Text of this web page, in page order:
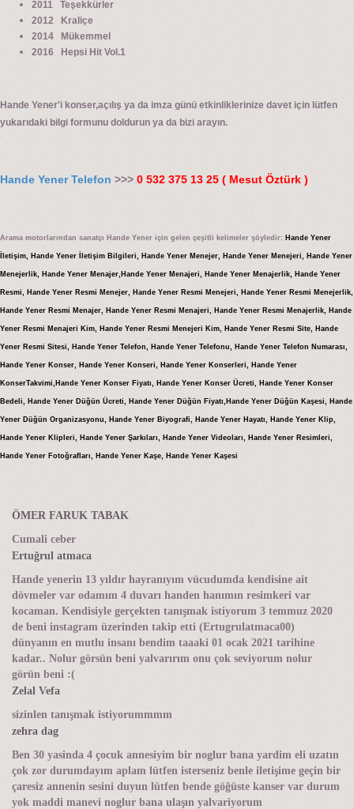
2011 Teşekkürler
2012 Kraliçe
2014 Mükemmel
2016 Hepsi Hit Vol.1
Hande Yener'i konser,açılış ya da imza günü etkinliklerinize davet için lütfen
yukarıdaki bilgi formunu doldurun ya da bizi arayın.
Hande Yener Telefon >>> 0 532 375 13 25 ( Mesut Öztürk )
Arama motorlarından sanatçı Hande Yener için gelen çeşitli kelimeler şöyledir: Hande Yener
İletişim, Hande Yener İletişim Bilgileri, Hande Yener Menejer, Hande Yener Menejeri, Hande Yener
Menejerlik, Hande Yener Menajer,Hande Yener Menajeri, Hande Yener Menajerlik, Hande Yener
Resmi, Hande Yener Resmi Menejer, Hande Yener Resmi Menejeri, Hande Yener Resmi Menejerlik,
Hande Yener Resmi Menajer, Hande Yener Resmi Menajeri, Hande Yener Resmi Menajerlik, Hande
Yener Resmi Menajeri Kim, Hande Yener Resmi Menejeri Kim, Hande Yener Resmi Site, Hande
Yener Resmi Sitesi, Hande Yener Telefon, Hande Yener Telefonu, Hande Yener Telefon Numarası,
Hande Yener Konser, Hande Yener Konseri, Hande Yener Konserleri, Hande Yener
KonserTakvimi,Hande Yener Konser Fiyatı, Hande Yener Konser Ücreti, Hande Yener Konser
Bedeli, Hande Yener Düğün Ücreti, Hande Yener Düğün Fiyatı,Hande Yener Düğün Kaşesi, Hande
Yener Düğün Organizasyonu, Hande Yener Biyografi, Hande Yener Hayatı, Hande Yener Klip,
Hande Yener Klipleri, Hande Yener Şarkıları, Hande Yener Videoları, Hande Yener Resimleri,
Hande Yener Fotoğrafları, Hande Yener Kaşe, Hande Yener Kaşesi
ÖMER FARUK TABAK
Cumali ceber
Ertuğrul atmaca
Hande yenerin 13 yıldır hayranıyım vücudumda kendisine ait
dövmeler var odamım 4 duvarı handen hanımın resimkeri var
kocaman. Kendisiyle gerçekten tanışmak istiyorum 3 temmuz 2020
de beni instagram üzerinden takip etti (Ertugrulatmaca00)
dünyanın en mutlu insanı bendim taaaki 01 ocak 2021 tarihine
kadar.. Nolur görsün beni yalvarırım onu çok seviyorum nolur
görün beni :(
Zelal Vefa
sizinlen tanışmak istiyorummmm
zehra dag
Ben 30 yasinda 4 çocuk annesiyim bir noglur bana yardim eli uzatın
çok zor durumdayım aplam lütfen isterseniz benle iletişime geçin bir
çaresiz annenin sesini duyun lütfen bende göğüste kanser var durum
yok maddi manevi noglur bana ulaşın yalvariyorum